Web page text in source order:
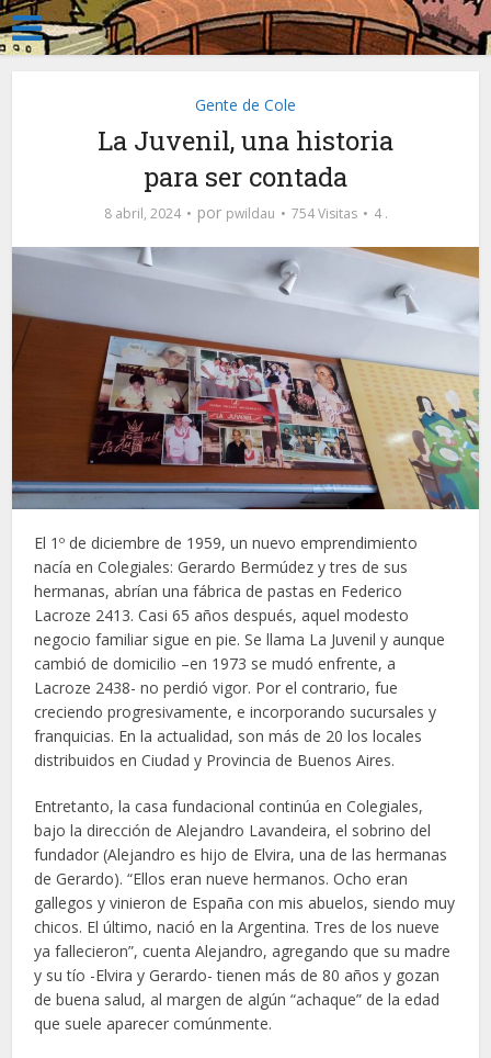
Gente de Cole
La Juvenil, una historia
para ser contada
8 abril, 2024 por pwildau 754 Visitas 4 .
El 1º de diciembre de 1959, un nuevo emprendimiento
nacía en Colegiales: Gerardo Bermúdez y tres de sus
hermanas, abrían una fábrica de pastas en Federico
Lacroze 2413. Casi 65 años después, aquel modesto
negocio familiar sigue en pie. Se llama La Juvenil y aunque
cambió de domicilio –en 1973 se mudó enfrente, a
Lacroze 2438- no perdió vigor. Por el contrario, fue
creciendo progresivamente, e incorporando sucursales y
franquicias. En la actualidad, son más de 20 los locales
distribuidos en Ciudad y Provincia de Buenos Aires.
Entretanto, la casa fundacional continúa en Colegiales,
bajo la dirección de Alejandro Lavandeira, el sobrino del
fundador (Alejandro es hijo de Elvira, una de las hermanas
de Gerardo). “Ellos eran nueve hermanos. Ocho eran
gallegos y vinieron de España con mis abuelos, siendo muy
chicos. El último, nació en la Argentina. Tres de los nueve
ya fallecieron”, cuenta Alejandro, agregando que su madre
y su tío -Elvira y Gerardo- tienen más de 80 años y gozan
de buena salud, al margen de algún “achaque” de la edad
que suele aparecer comúnmente.